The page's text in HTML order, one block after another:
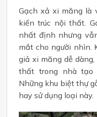
Gạch xả xi măng là
kiến trúc nội thất.
nhất định nhưng
mắt cho người nhìn.
giả xi măng dễ
thất trong nhà tạo
Những khu biệt thự
hay sử dụng loại này.